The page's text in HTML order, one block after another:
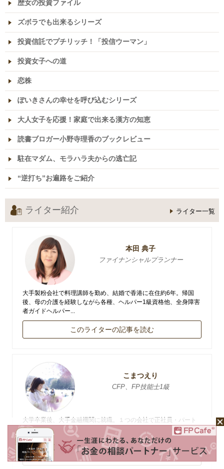
歴女の投資ファイル
ズボラでも出来るシリーズ
投資信託でプチリッチ！「投信ウーマン」
投資女子への道
恋株
ぽいきさんの幸せを呼び込むシリーズ
大人女子を応援！家庭で出来る漢方の知恵
読書ブロガー小野寺理香のブックレビュー
駐在マダム、モラハラ夫からの逃亡記
“逆打ち”お遍路をご紹介
ライター紹介 ライター一覧
本田 典子
ファイナンシャルプランナー
大手製粉会社で料理講師を勤め、結婚で香港に在住約6年。帰国
後、母の介護を経験しながら各種、ヘルパー1級資格他、全身障害
者ガイドヘルパー...
このライターの記事を読む
こまつえり
CFP、FP技能士1級
大学卒業後、大手金融機関に就職。１つの会社で正社員・パート
タイム・契約社員と様々な職種を経験していく中で、女性の働き
方、お金とのかかわ...
このライターの記事を読む